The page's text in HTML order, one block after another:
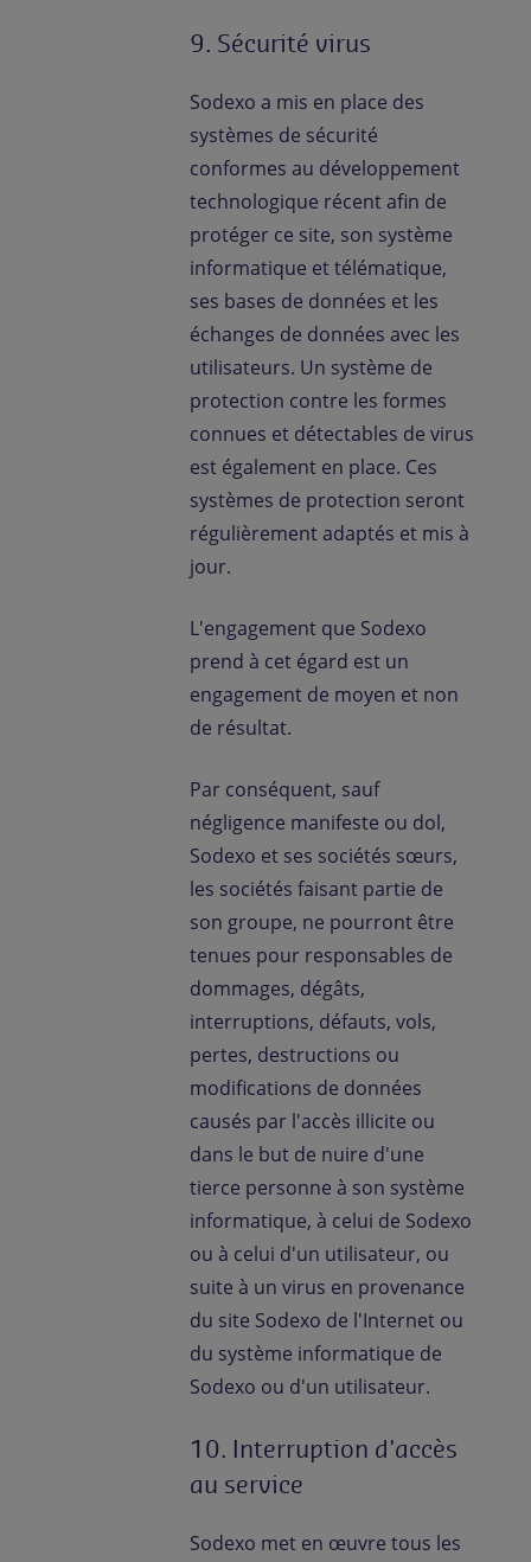
9. Sécurité virus
Sodexo a mis en place des
systèmes de sécurité
conformes au développement
technologique récent afin de
protéger ce site, son système
informatique et télématique,
ses bases de données et les
échanges de données avec les
utilisateurs. Un système de
protection contre les formes
connues et détectables de virus
est également en place. Ces
systèmes de protection seront
régulièrement adaptés et mis à
jour.
L'engagement que Sodexo
prend à cet égard est un
engagement de moyen et non
de résultat.
Par conséquent, sauf
négligence manifeste ou dol,
Sodexo et ses sociétés sœurs,
les sociétés faisant partie de
son groupe, ne pourront être
tenues pour responsables de
dommages, dégâts,
interruptions, défauts, vols,
pertes, destructions ou
modifications de données
causés par l'accès illicite ou
dans le but de nuire d'une
tierce personne à son système
informatique, à celui de Sodexo
ou à celui d'un utilisateur, ou
suite à un virus en provenance
du site Sodexo de l'Internet ou
du système informatique de
Sodexo ou d'un utilisateur.
10. Interruption d'accès
au service
Sodexo met en œuvre tous les